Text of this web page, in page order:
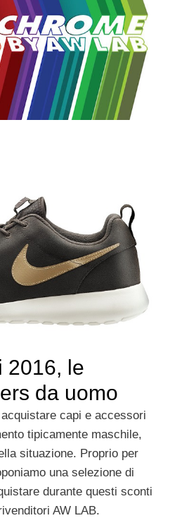
2016, le
da uomo
capi e accessori
tipicamente maschile,
situazione. Proprio per
una selezione di
durante questi sconti
AW LAB.